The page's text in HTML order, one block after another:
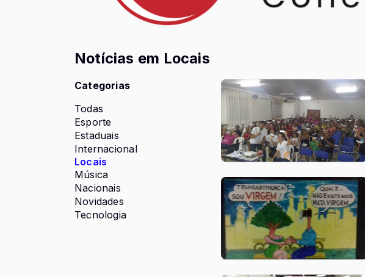
Notícias em Locais
Categorias
Todas
Esporte
Estaduais
Internacional
Locais
Música
Nacionais
Novidades
Tecnologia